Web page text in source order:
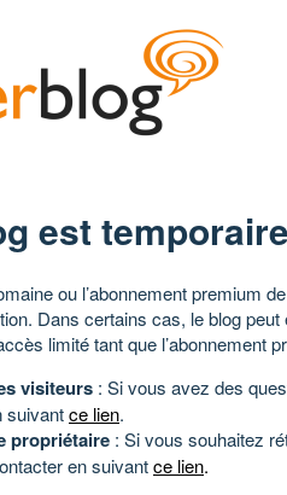
est
ou l’abonnement premium
Dans certains cas, le blog
limité tant que l’abonnement
visiteurs : Si vous avez des
suivantce lien.
propriétaire : Si vous souhaitez
en suivantce lien.